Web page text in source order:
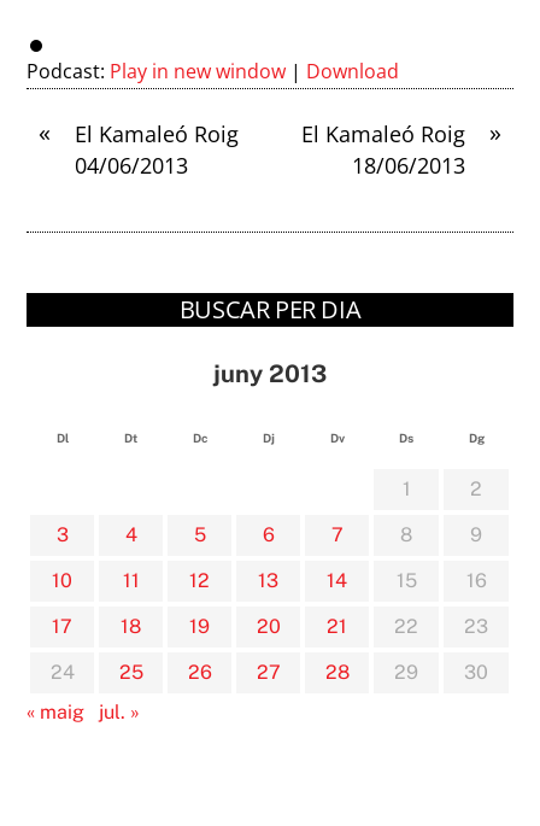
Podcast: Play in new window | Download
«
El Kamaleó Roig
04/06/2013
»
El Kamaleó Roig
18/06/2013
BUSCAR PER DIA
juny 2013
Dl Dt Dc Dj Dv Ds Dg
1
2
3
4 5 6 7 8
9
10
11 12 13 14 15
16
17
18 19 20 21 22
23
24
25 26 27 28 29
30
« maig
jul. »